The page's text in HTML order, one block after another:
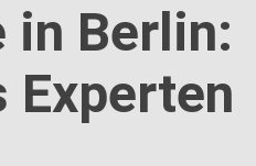
in Berlin:
Experten